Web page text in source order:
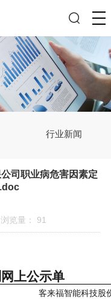
行业新闻
司职业病危害因素定
浏览量： 91
上公示单
客来福智能科技股